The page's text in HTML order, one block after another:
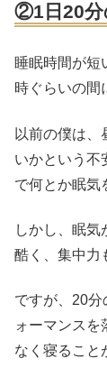
②1日20分
睡眠時間が短
時ぐらいの間
以前の僕は、
いかという不
で何とか眠気
しかし、眠気
酷く、集中力
ですが、20分
ォーマンスを
なく寝ること